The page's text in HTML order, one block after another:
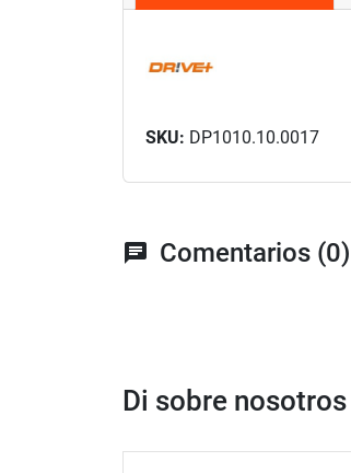
SKU: DP1010.10.0017
chat Comentarios (0)
Di sobre nosotros